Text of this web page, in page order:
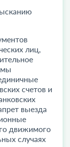
лиц,
счетов и
выезда
движимого
случаях